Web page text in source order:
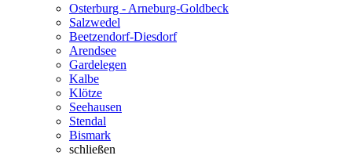
Osterburg - Arneburg-Goldbeck
Salzwedel
Beetzendorf-Diesdorf
Arendsee
Gardelegen
Kalbe
Klötze
Seehausen
Stendal
Bismark
schließen